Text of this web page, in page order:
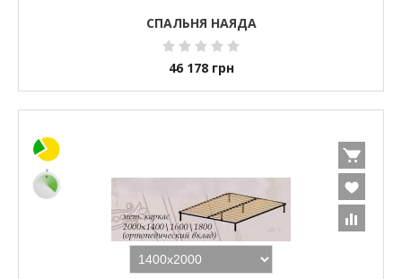
СПАЛЬНЯ НАЯДА
46 178 грн